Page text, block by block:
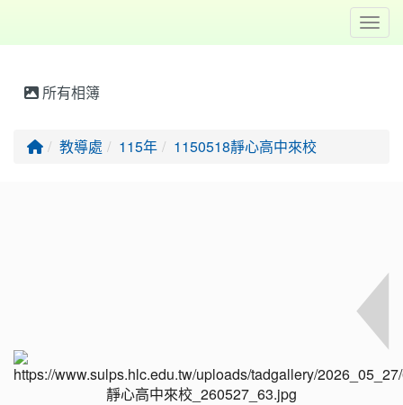
所有相簿
回首頁
教導處 115年 1150518靜心高中來校